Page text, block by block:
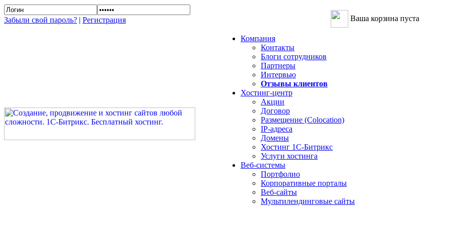
Забыли свой пароль? | Регистрация Ваша корзина пуста
Компания
Контакты
Блоги сотрудников
Партнеры
Интервью
Отзывы клиентов
Хостинг-центр
Акции
Договор
Размещение (Colocation)
IP-адреса
Домены
Хостинг 1С-Битрикс
Услуги хостинга
Веб-системы
Портфолио
Корпоративные порталы
Веб-сайты
Мультилендинговые сайты